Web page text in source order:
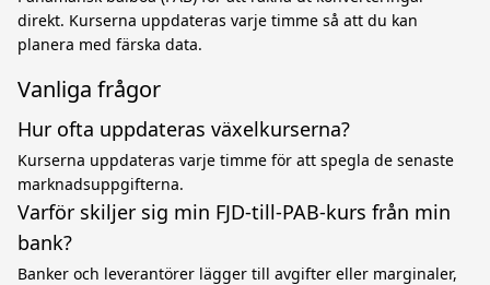
direkt. Kurserna uppdateras varje timme så att du kan
planera med färska data.
Vanliga frågor
Hur ofta uppdateras växelkurserna?
Kurserna uppdateras varje timme för att spegla de senaste
marknadsuppgifterna.
Varför skiljer sig min FJD-till-PAB-kurs från min
bank?
Banker och leverantörer lägger till avgifter eller marginaler,